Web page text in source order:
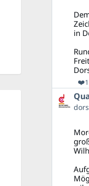
Bluesky
ansehen
in
❤️1
Beitrag
von
Bluesky
ansehen